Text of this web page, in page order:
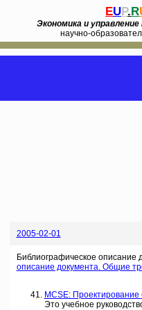
EUP.R
Экономика и
научно-
2005-02-01
Библиографическое описание
описание документа. Общие
MCSE:
Это учебное